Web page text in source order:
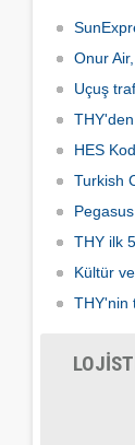
olacak.
Onur
Uçuş
HES
Turkish
THY ilk
Kültür
THY'nin